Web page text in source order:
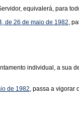
equivalerá, para
de 26 de maio de 1982,
individual, a
de 1982, passa a vigorar